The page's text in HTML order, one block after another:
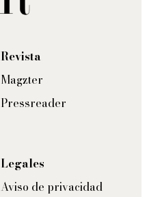
Revista
Magzter
Pressreader
Legales
Aviso de privacidad